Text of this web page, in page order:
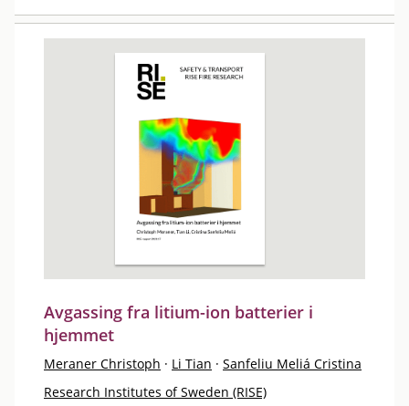
Avgassing fra litium-ion batterier i
hjemmet
Meraner Christoph · Li Tian · Sanfeliu Meliá Cristina
Research Institutes of Sweden (RISE)